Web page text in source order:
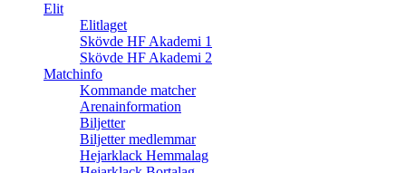
Elit
Elitlaget
Skövde HF Akademi 1
Skövde HF Akademi 2
Matchinfo
Kommande matcher
Arenainformation
Biljetter
Biljetter medlemmar
Hejarklack Hemmalag